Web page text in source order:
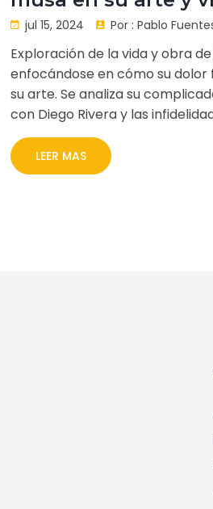
jul 15, 2024 Por : Pablo
Exploración de la vida y obra
enfocándose en cómo su dolor
su arte. Se analiza su
con Diego Rivera y las
marcaron su vida. La lucha de
dolor se refleja profundamente
LEER MAS